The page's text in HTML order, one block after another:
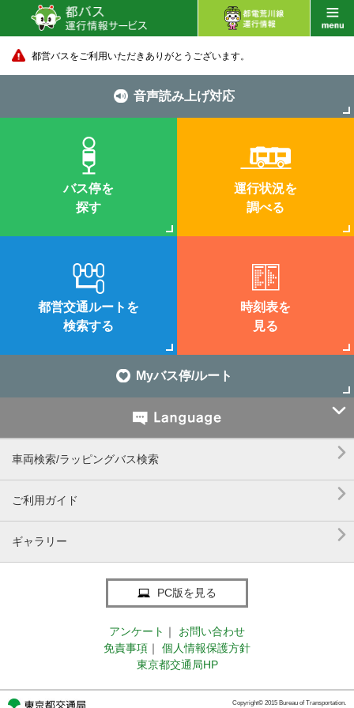
都営バスをご利用いただきありがとうございます。
音声読み上げ対応
バス停を
探す
運行状況を
調べる
都営交通ルートを
検索する
時刻表を
見る
Myバス停/ルート

車両検索/ラッピングバス検索 
ご利用ガイド 
ギャラリー 
PC版を見る
アンケート ｜
お問い合わせ
免責事項 ｜
個人情報保護方針
東京都交通局HP
Copyright© 2015 Bureau of Transportation.